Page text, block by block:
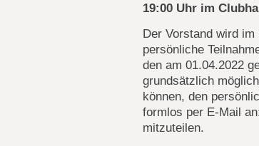
19:00 Uhr im
Der Vorstand wird
persönliche
den am 01.04.2022
grundsätzlich
können, den
formlos per E-Mail
mitzuteilen.